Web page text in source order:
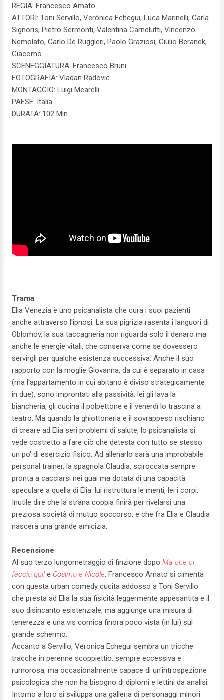
REGIA: Francesco Amato
ATTORI: Toni Servillo, Verónica Echegui, Luca Marinelli, Carla
Signoris, Pietro Sermonti, Valentina Carnelutti, Vincenzo
Nemolato, Carlo De Ruggieri, Paolo Graziosi, Giulio Beranek,
Giacomo
SCENEGGIATURA: Francesco Bruni
FOTOGRAFIA: Vladan Radovic
MONTAGGIO: Luigi Mearelli
PAESE: Italia
DURATA: 102 Min
Trama
Elia Venezia è uno psicanalista che cura i suoi pazienti
anche attraverso l'ipnosi. La sua pigrizia rasenta i languori di
Oblomov, la sua taccagneria non riguarda solo il denaro ma
anche le energie vitali, che conserva come se dovessero
servirgli per qualche esistenza successiva. Anche il suo
rapporto con la moglie Giovanna, da cui è separato in casa
(ma l'appartamento in cui abitano è diviso strategicamente
in due), sono improntati alla passività: lei gli lava la
biancheria, gli cucina il polpettone e il venerdì lo trascina a
teatro. Ma quando la ghiottoneria e il sovrappeso rischiano
di creare ad Elia seri problemi di salute, lo psicanalista si
vede costretto a fare ciò che detesta con tutto se stesso:
un po' di esercizio fisico. Ad allenarlo sarà una improbabile
personal trainer, la spagnola Claudia, sciroccata sempre
pronta a cacciarsi nei guai ma dotata di una capacità
speculare a quella di Elia: lui ristruttura le menti, lei i corpi.
Inutile dire che la strana coppia finirà per rivelarsi una
preziosa società di mutuo soccorso, e che fra Elia e Claudia
nascerà una grande amicizia.
Recensione
Al suo terzo lungometraggio di finzione dopo Ma che ci
faccio qui! e Cosimo e Nicole, Francesco Amato si cimenta
con questa urban comedy cucita addosso a Toni Servillo
che presta ad Elia la sua fisicità leggermente appesantita e il
suo disincanto esistenziale, ma aggiunge una misura di
tenerezza e una vis comica finora poco vista (in lui) sul
grande schermo.
Accanto a Servillo, Veronica Echegui sembra un tricche
tracche in perenne scoppiettio, sempre eccessiva e
rumorosa, ma occasionalmente capace di un'introspezione
psicologica che non ha bisogno di diplomi e lettini da analisi.
Intorno a loro si sviluppa una galleria di personaggi minori